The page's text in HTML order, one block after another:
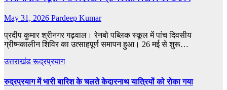
May 31, 2026 Pardeep Kumar
प्रदीप कुमार श्रीनगर गढ़वाल। रेनबो पब्लिक स्कूल में पांच दिवसीय
ग्रीष्मकालीन शिविर का उत्साहपूर्ण समापन हुआ। 26 मई से शुरू…
उत्तराखंडरूद्रप्रयाग
रुद्रप्रयाग में भारी बारिश के चलते केदारनाथ यात्रियों को रोका गया